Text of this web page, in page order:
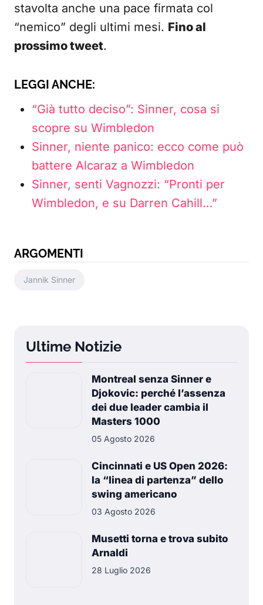
stavolta anche una pace firmata col
“nemico” degli ultimi mesi. Fino al
prossimo tweet.
LEGGI ANCHE:
“Già tutto deciso”: Sinner, cosa si
scopre su Wimbledon
Sinner, niente panico: ecco come può
battere Alcaraz a Wimbledon
Sinner, senti Vagnozzi: “Pronti per
Wimbledon, e su Darren Cahill…”
ARGOMENTI
Jannik Sinner
Ultime Notizie
Montreal senza Sinner e
Djokovic: perché l’assenza
dei due leader cambia il
Masters 1000
05 Agosto 2026
Cincinnati e US Open 2026:
la “linea di partenza” dello
swing americano
03 Agosto 2026
Musetti torna e trova subito
Arnaldi
28 Luglio 2026